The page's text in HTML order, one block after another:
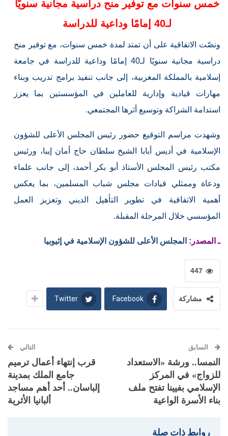
خمس سنوات مع توفير منح دراسية مجانية سنويًا
لـ40 إمامًا وداعية للدراسة
ونصّت الاتفاقية على أن تمتد لمدة خمس سنوات، مع توفير منح
دراسية مجانية سنويًا لـ40 إمامًا وداعية للدراسة في جامعة
إسلامية بالمملكة المغربية، إلى جانب تنفيذ برامج تدريب وبناء
مهارات قيادية وإدارية للعاملين في المؤسستين بما يعزز
استدامة الشراكة وتوسيع أثرها المجتمعي.
وشهدت مراسم التوقيع حضور رئيس المجلس الأعلى للشؤون
الإسلامية في أديس أبابا الشيخ سلطان حاج أمان إيبا، ورئيس
مكتب رئيس المجلس الأستاذ أبو بكر أحمد، إلى جانب علماء
ودعاة وممثلي قيادات مجلس شباب المسلمين، بما يعكس
أهمية الاتفاقية في تطوير التأهيل الديني وتعزيز العمل
المؤسسي خلال المرحلة المقبلة.
ـ المصدر: المجلس الأعلى للشؤون الإسلامية في إثيوبيا
447
مشاركة Facebook
Twitter
السابق
النمسا.. ورشة «الاستعداد
للزواج» في المركز
الإسلامي بفيينا تفتح ملف
بناء الأسرة الواعية
التالي
قرب إنتهاء أعمال ترميم
جامع الملك بمدينة
إلباسان.. أحد أهم مساجد
ألبانيا الأثرية
روابط ذات صلة